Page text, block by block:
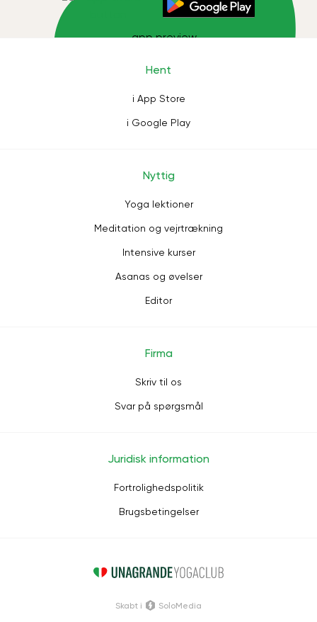
Hent
i App Store
i Google Play
Nyttig
Yoga lektioner
Meditation og vejrtrækning
Intensive kurser
Asanas og øvelser
Editor
Firma
Skriv til os
Svar på spørgsmål
Juridisk information
Fortrolighedspolitik
Brugsbetingelser
Skabt i SoloMedia